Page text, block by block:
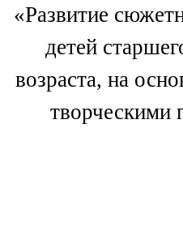
«Развитие
детей
возраста, на
творческими